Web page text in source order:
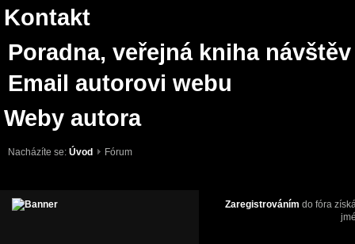
Kontakt
Poradna, veřejná kniha návštěv
Email autorovi webu
Weby autora
Nacházíte se: Úvod Fórum
Zaregistrováním do fóra